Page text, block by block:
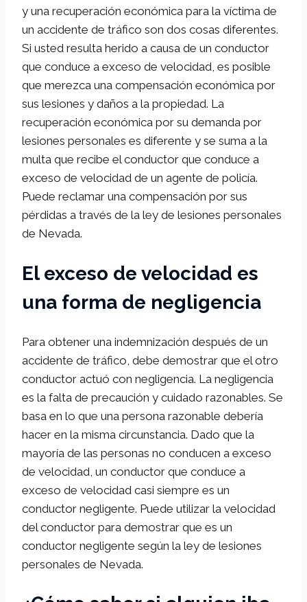
y una recuperación económica para la víctima de
un accidente de tráfico son dos cosas diferentes.
Si usted resulta herido a causa de un conductor
que conduce a exceso de velocidad, es posible
que merezca una compensación económica por
sus lesiones y daños a la propiedad. La
recuperación económica por su demanda por
lesiones personales es diferente y se suma a la
multa que recibe el conductor que conduce a
exceso de velocidad de un agente de policía.
Puede reclamar una compensación por sus
pérdidas a través de la ley de lesiones personales
de Nevada.
El exceso de velocidad es
una forma de negligencia
Para obtener una indemnización después de un
accidente de tráfico, debe demostrar que el otro
conductor actuó con negligencia. La negligencia
es la falta de precaución y cuidado razonables. Se
basa en lo que una persona razonable debería
hacer en la misma circunstancia. Dado que la
mayoría de las personas no conducen a exceso
de velocidad, un conductor que conduce a
exceso de velocidad casi siempre es un
conductor negligente. Puede utilizar la velocidad
del conductor para demostrar que es un
conductor negligente según la ley de lesiones
personales de Nevada.